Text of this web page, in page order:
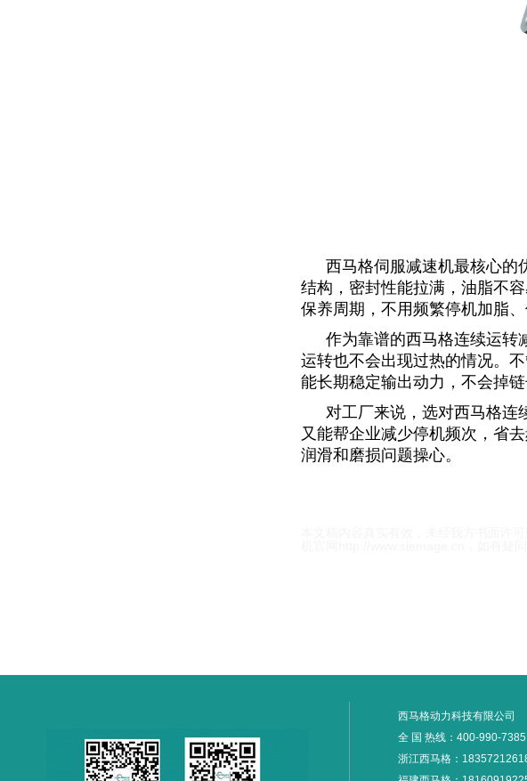
西马格伺服减速机最核心的
结构，密封性能拉满，油脂不
保养周期，不用频繁停机加脂、
作为靠谱的西马格连续运转
运转也不会出现过热的情况。
能长期稳定输出动力，不会掉链
对工厂来说，选对西马格连
又能帮企业减少停机频次，省
润滑和磨损问题操心。
西马格动力科技有限公司
全 国 热线：400-990-7385
浙江西马格：